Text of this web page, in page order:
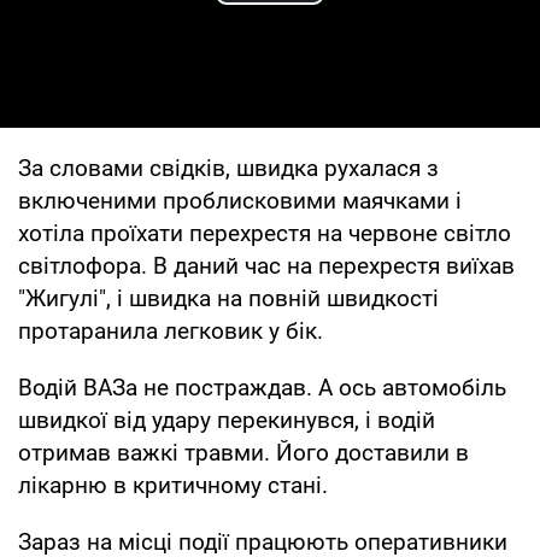
За словами свідків, швидка рухалася з
включеними проблисковими маячками і
хотіла проїхати перехрестя на червоне світло
світлофора. В даний час на перехрестя виїхав
"Жигулі", і швидка на повній швидкості
протаранила легковик у бік.
Водій ВАЗа не постраждав. А ось автомобіль
швидкої від удару перекинувся, і водій
отримав важкі травми. Його доставили в
лікарню в критичному стані.
Зараз на місці події працюють оперативники